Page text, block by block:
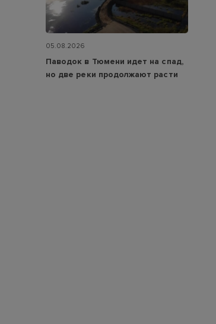
05.08.2026
Паводок в Тюмени идет на спад,
но две реки продолжают расти